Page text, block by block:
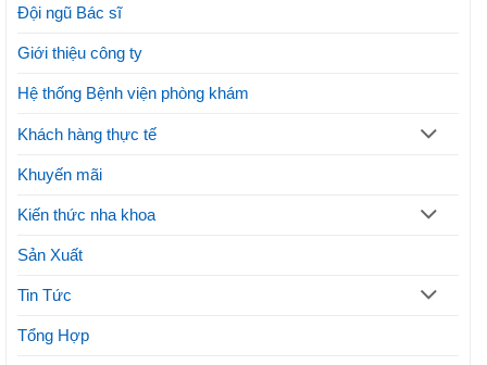
mỹ
Đội ngũ Bác sĩ
Giới thiệu công ty
Hệ thống Bệnh viện phòng khám
Khách hàng thực tế
Khuyến mãi
Kiến thức nha khoa
Sản Xuất
Tin Tức
Tổng Hợp